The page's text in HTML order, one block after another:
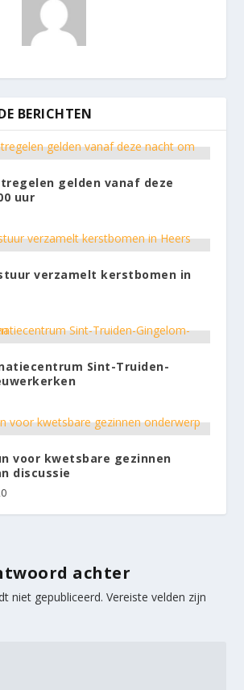
BERICHTEN
gelden vanaf deze
uur
verzamelt kerstbomen in
Sint-Truiden-
voor kwetsbare gezinnen
discussie
achter
niet gepubliceerd. Vereiste velden zijn